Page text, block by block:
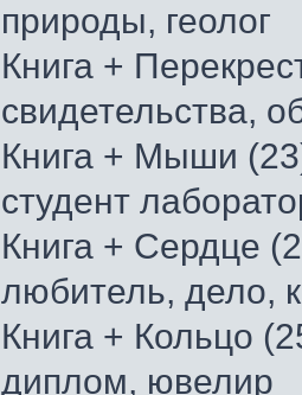
природы, геолог
Книга +
свидетельства,
Книга + Мыши
студент
Книга + Сердце
любитель, дело,
Книга + Кольцо
диплом, ювелир